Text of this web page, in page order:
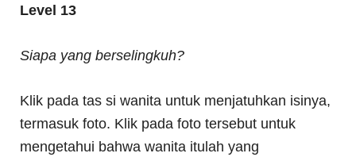
Level 13
Siapa yang berselingkuh?
Klik pada tas si wanita untuk menjatuhkan isinya,
termasuk foto. Klik pada foto tersebut untuk
mengetahui bahwa wanita itulah yang